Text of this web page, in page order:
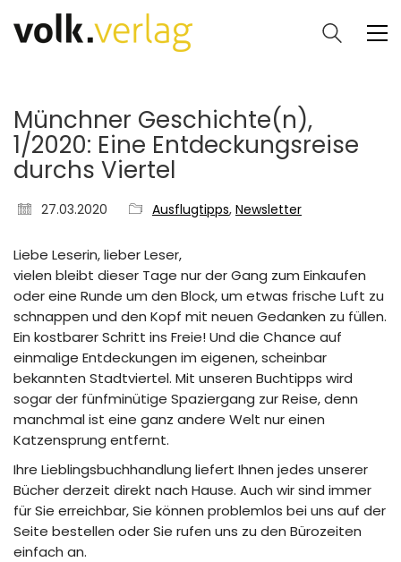
Münchner Geschichte(n),
1/2020: Eine Entdeckungsreise
durchs Viertel
27.03.2020 Ausflugtipps, Newsletter
Liebe Leserin, lieber Leser,
vielen bleibt dieser Tage nur der Gang zum Einkaufen
oder eine Runde um den Block, um etwas frische Luft zu
schnappen und den Kopf mit neuen Gedanken zu füllen.
Ein kostbarer Schritt ins Freie! Und die Chance auf
einmalige Entdeckungen im eigenen, scheinbar
bekannten Stadtviertel. Mit unseren Buchtipps wird
sogar der fünfminütige Spaziergang zur Reise, denn
manchmal ist eine ganz andere Welt nur einen
Katzensprung entfernt.
Ihre Lieblingsbuchhandlung liefert Ihnen jedes unserer
Bücher derzeit direkt nach Hause. Auch wir sind immer
für Sie erreichbar, Sie können problemlos bei uns auf der
Seite bestellen oder Sie rufen uns zu den Bürozeiten
einfach an.